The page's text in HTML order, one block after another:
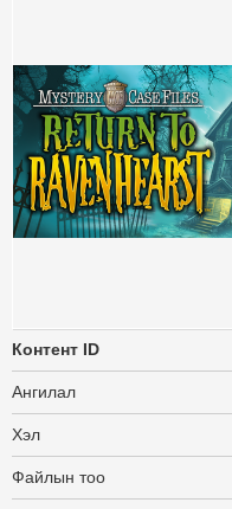
Контент ID
Ангилал
Хэл
Файлын тоо